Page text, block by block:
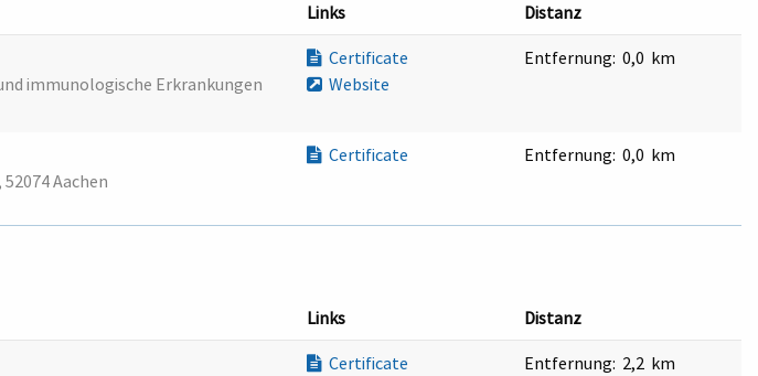
Links Distanz
immunologische Erkrankungen
Certificate
Website
Entfernung: 0,0 km
Aachen
Certificate Entfernung: 0,0 km
Links Distanz
Certificate Entfernung: 2,2 km